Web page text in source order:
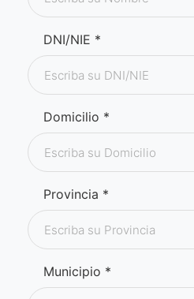
DNI/NIE *
Domicilio *
Provincia *
Municipio *